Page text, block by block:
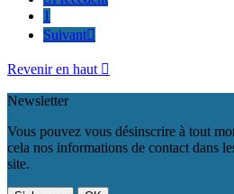
1
Suivant
Revenir en haut 
Newsletter
Vous pouvez vous désinscrire à tout
cela nos informations de contact dans
site.